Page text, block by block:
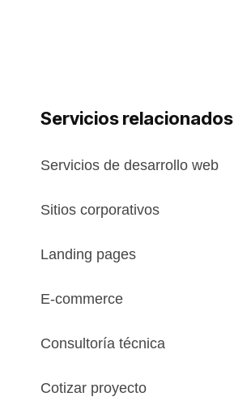
Servicios relacionados
Servicios de desarrollo web
Sitios corporativos
Landing pages
E-commerce
Consultoría técnica
Cotizar proyecto